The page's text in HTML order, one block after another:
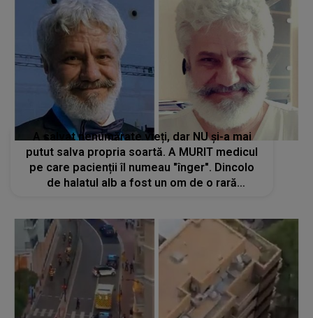
A salvat nenumărate vieți, dar NU și-a mai
putut salva propria soartă. A MURIT medicul
pe care pacienții îl numeau "înger". Dincolo
de halatul alb a fost un om de o rară